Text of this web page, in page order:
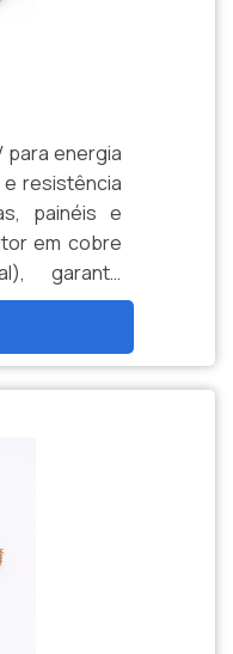
para energia
e resistência
painéis e
em cobre
garante
e menor
técnica